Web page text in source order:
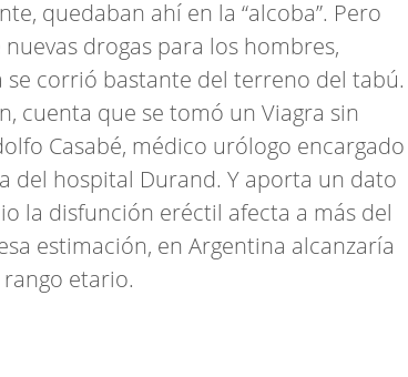
quedaban ahí en la “alcoba”. Pero
drogas para los hombres,
se corrió bastante del terreno del tabú.
cuenta que se tomó un Viagra sin
Casabé, médico urólogo encargado
del hospital Durand. Y aporta un dato
la disfunción eréctil afecta a más del
estimación, en Argentina alcanzaría
etario.